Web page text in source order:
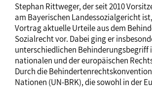
Stephan Rittweger, der seit 2010
am Bayerischen Landessozialgericht
Vortrag aktuelle Urteile aus dem
Sozialrecht vor. Dabei ging er
unterschiedlichen Behinderungsbegriff
nationalen und der europäischen
Durch die
Nationen (UN-BRK), die sowohl in der